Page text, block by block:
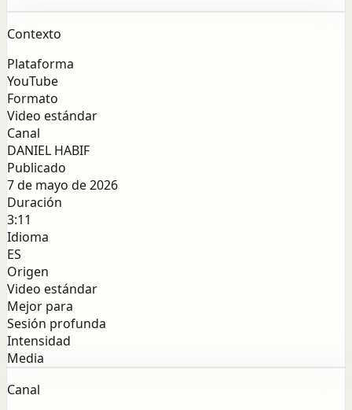
Contexto
Plataforma
YouTube
Formato
Video estándar
Canal
DANIEL HABIF
Publicado
7 de mayo de 2026
Duración
3:11
Idioma
ES
Origen
Video estándar
Mejor para
Sesión profunda
Intensidad
Media
Canal